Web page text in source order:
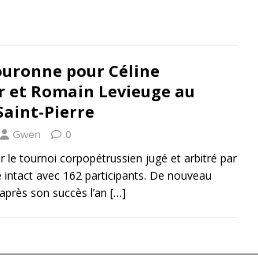
pour Céline
Romain Levieuge au
Pierre
Gwen 0
le tournoi corpopétrussien jugé et arbitré par
intact avec 162 participants. De nouveau
son succès l’an […]